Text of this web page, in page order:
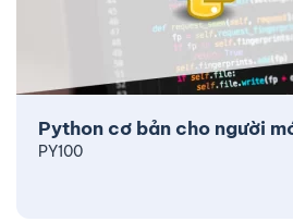
Python cơ bản cho người
PY100